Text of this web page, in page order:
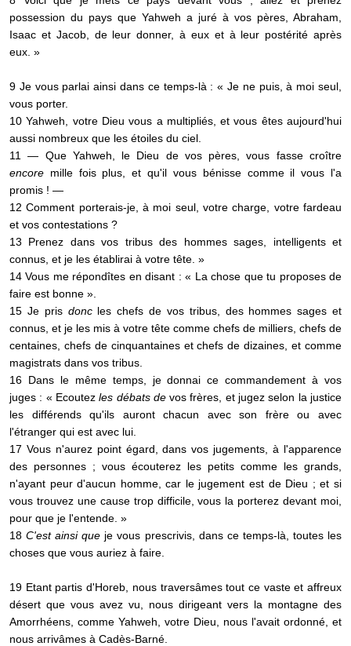
possession du pays que Yahweh a juré à vos pères, Abraham,
Isaac et Jacob, de leur donner, à eux et à leur postérité après
eux. »
9 Je vous parlai ainsi dans ce temps-là : « Je ne puis, à moi seul,
vous porter.
10 Yahweh, votre Dieu vous a multipliés, et vous êtes aujourd'hui
aussi nombreux que les étoiles du ciel.
11 — Que Yahweh, le Dieu de vos pères, vous fasse croître
encore mille fois plus, et qu'il vous bénisse comme il vous l'a
promis ! —
12 Comment porterais-je, à moi seul, votre charge, votre fardeau
et vos contestations ?
13 Prenez dans vos tribus des hommes sages, intelligents et
connus, et je les établirai à votre tête. »
14 Vous me répondîtes en disant : « La chose que tu proposes de
faire est bonne ».
15 Je pris doncles chefs de vos tribus, des hommes sages et
connus, et je les mis à votre tête comme chefs de milliers, chefs de
centaines, chefs de cinquantaines et chefs de dizaines, et comme
magistrats dans vos tribus.
16 Dans le même temps, je donnai ce commandement à vos
juges : « Ecoutezles débats devos frères, et jugez selon la justice
les différends qu'ils auront chacun avec son frère ou avec
l'étranger qui est avec lui.
17 Vous n'aurez point égard, dans vos jugements, à l'apparence
des personnes ; vous écouterez les petits comme les grands,
n'ayant peur d'aucun homme, car le jugement est de Dieu ; et si
vous trouvez une cause trop difficile, vous la porterez devant moi,
pour que je l'entende. »
18C'est ainsi que je vous prescrivis, dans ce temps-là, toutes les
choses que vous auriez à faire.
19 Etant partis d'Horeb, nous traversâmes tout ce vaste et affreux
désert que vous avez vu, nous dirigeant vers la montagne des
Amorrhéens, comme Yahweh, votre Dieu, nous l'avait ordonné, et
nous arrivâmes à Cadès-Barné.